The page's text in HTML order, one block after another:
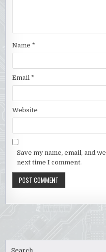
Name *
Email *
Website
Save my name, email, and
next time I comment.
Search